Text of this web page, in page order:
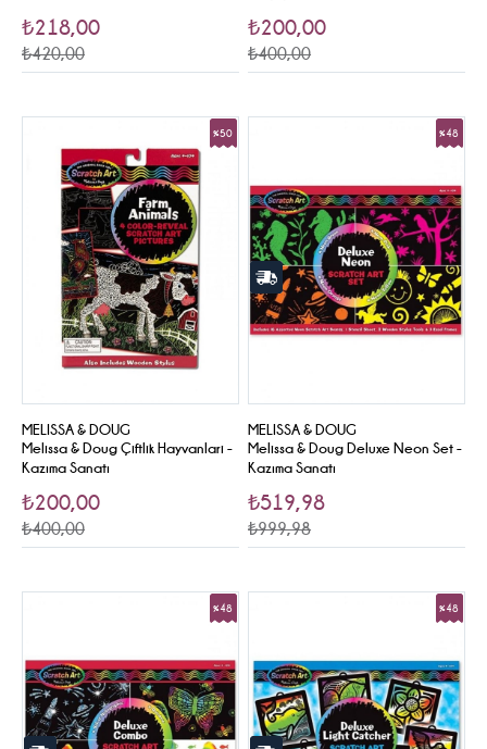
₺218,00
₺420,00
₺200,00
₺400,00
MELISSA & DOUG
Melissa & Doug Çiftlik Hayvanlari -
Kazıma Sanatı
₺200,00
₺400,00
%50
MELISSA & DOUG
Melissa & Doug Deluxe Neon Set -
Kazıma Sanatı
₺519,98
₺999,98
%48
%48 %48